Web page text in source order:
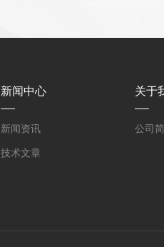
新闻中心
新闻资讯
技术文章
关于
公司